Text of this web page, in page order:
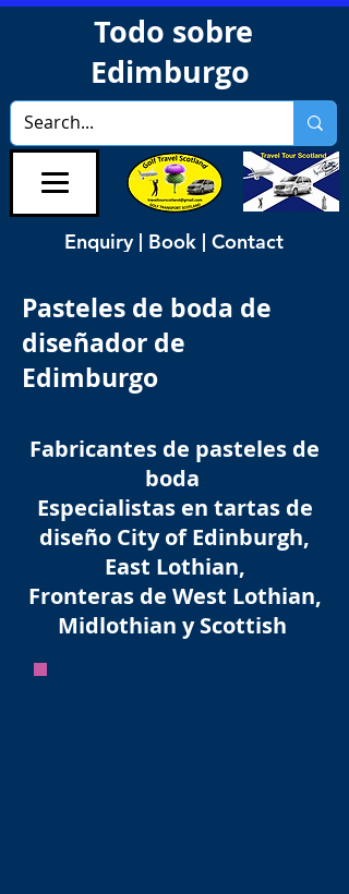
Todo sobre
Edimburgo
Enquiry | Book | Contact
Pasteles de boda de
diseñador de
Edimburgo
Fabricantes de pasteles de
boda
Especialistas en tartas de
diseño City of Edinburgh,
East Lothian,
Fronteras de West Lothian,
Midlothian y Scottish